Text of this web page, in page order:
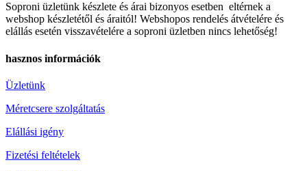
Soproni üzletünk készlete és árai bizonyos esetben eltérnek a
webshop készletétől és áraitól! Webshopos rendelés átvételére és
elállás esetén visszavételére a soproni üzletben nincs lehetőség!
hasznos információk
Üzletünk
Méretcsere szolgáltatás
Elállási igény
Fizetési feltételek